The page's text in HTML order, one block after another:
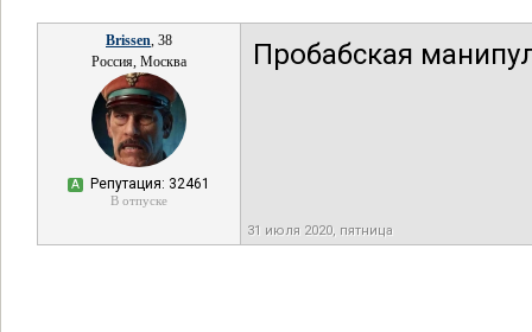
Brissen, 38
Россия, Москва
А Репутация: 32461
В отпуске
Пробабская
31 июля 2020, пятница